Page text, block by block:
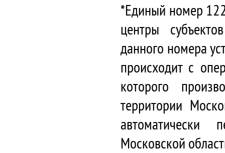
*Единый номер
центры
данного номера
происходит с
которого
территории
автоматически
Московской